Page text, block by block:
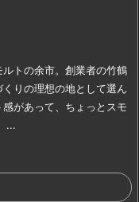
トの余市。 創業者の竹鶴
りの理想の地として選ん
感があって、ちょっとスモ
...